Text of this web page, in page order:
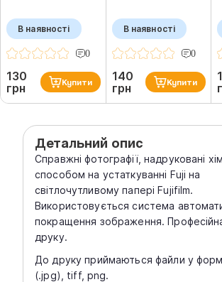
В наявності
0
130
грн
Купити
В наявності
0
140
грн
Купити
Детальний опис
Справжні фотографії, надруковані
способом на устаткуванні Fuji на
світлочутливому папері Fujifilm.
Використовується система
покращення зображення.
друку.
До друку приймаються файли у
(.jpg), tiff, png.